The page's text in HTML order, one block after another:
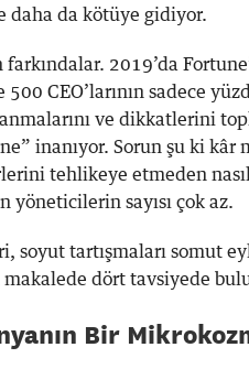
daha da kötüye gidiyor.
farkındalar. 2019’da
CEO’larının sadece
ve dikkatlerini
inanıyor. Sorun şu ki kâr
tehlikeye etmeden
sayısı çok az.
soyut tartışmaları somut
dört tavsiyede
Bir